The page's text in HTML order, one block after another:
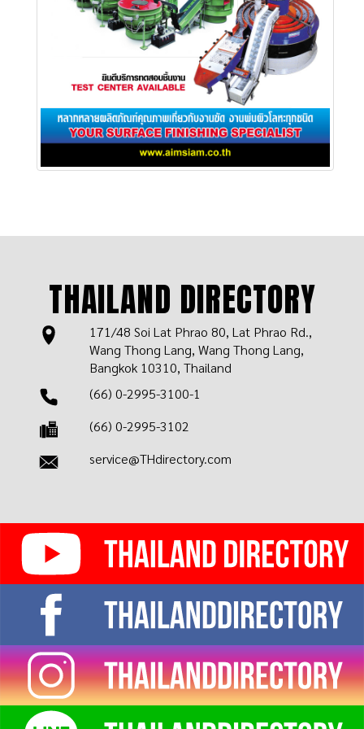
THAILAND DIRECTORY
171/48 Soi Lat Phrao 80, Lat Phrao Rd.,
Wang Thong Lang, Wang Thong Lang,
Bangkok 10310, Thailand
(66) 0-2995-3100-1
(66) 0-2995-3102
service@THdirectory.com